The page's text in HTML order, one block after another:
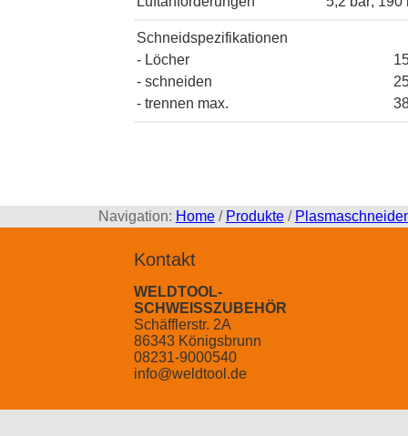
Schneidspezifikationen
- Löcher
- schneiden
- trennen max.
Navigation: Home/ Produkte/
Kontakt
WELDTOOL-
SCHWEISSZUBEHÖR
Schäfflerstr. 2A
86343 Königsbrunn
08231-9000540
info@weldtool.de